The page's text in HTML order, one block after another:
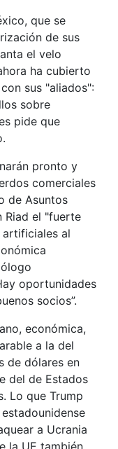
que se
de sus
el velo
ha cubierto
sus "aliados":
sobre
pide que
pronto y
comerciales
de Asuntos
Riad el "fuerte
artificiales al
oportunidades
socios”.
económica,
a la del
de dólares en
del de Estados
Lo que Trump
a Ucrania
la UE también